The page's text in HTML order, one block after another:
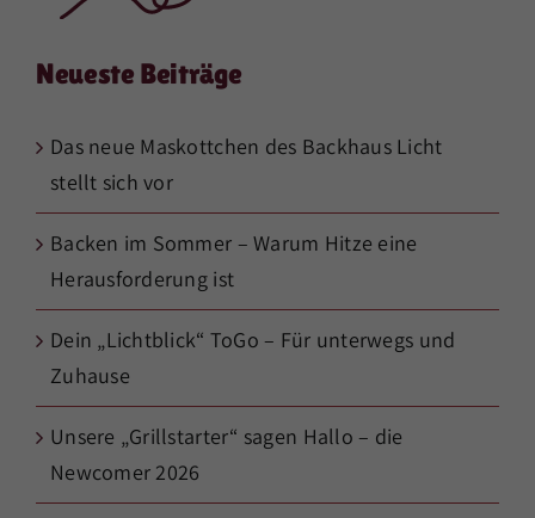
Neueste Beiträge
Das neue Maskottchen des Backhaus Licht
stellt sich vor
Backen im Sommer – Warum Hitze eine
Herausforderung ist
Dein „Lichtblick“ ToGo – Für unterwegs und
Zuhause
Unsere „Grillstarter“ sagen Hallo – die
Newcomer 2026